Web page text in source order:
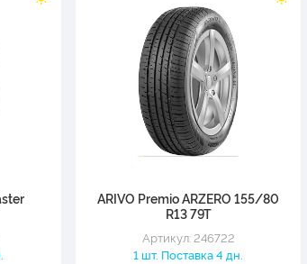
ARIVO Premio ARZERO 155/80
R13 79T
Артикул: 246722
1 шт. Поставка 4 дн.